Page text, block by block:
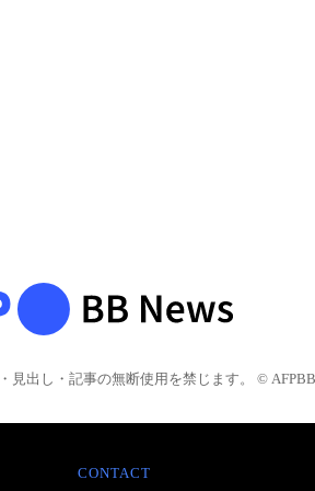
見出し・記事の無断使用を禁じます。 © AFPBB
CONTACT